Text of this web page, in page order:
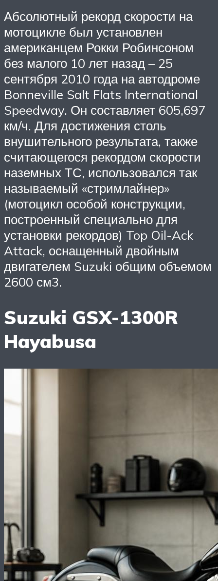
Абсолютный рекорд скорости на
мотоцикле был установлен
американцем Рокки Робинсоном
без малого 10 лет назад – 25
сентября 2010 года на автодроме
Bonneville Salt Flats International
Speedway. Он составляет 605,697
км/ч. Для достижения столь
внушительного результата, также
считающегося рекордом скорости
наземных ТС, использовался так
называемый «стримлайнер»
(мотоцикл особой конструкции,
построенный специально для
установки рекордов) Top Oil-Ack
Attack, оснащенный двойным
двигателем Suzuki общим объемом
2600 см3.
Suzuki GSX-1300R
Hayabusa